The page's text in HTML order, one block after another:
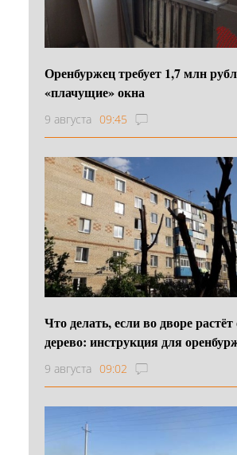
Оренбуржец требует 1,7 млн
«плачущие» окна
9 августа 09:45
Что делать, если во дворе растёт
дерево: инструкция для
9 августа 09:02